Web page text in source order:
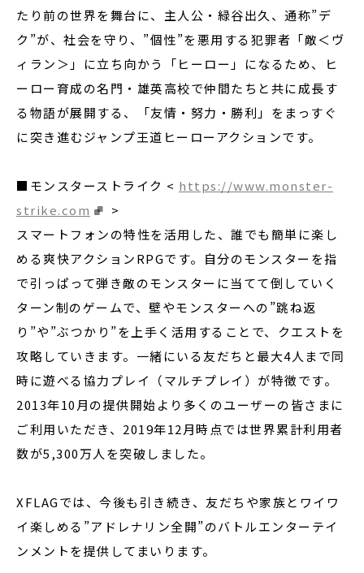
たり前の世界を舞台に、主人公・ 緑谷出久、通称”デ
ク”が、社会を守り、”個性”を悪用する犯罪者「敵＜ヴ
ィラン＞」に立ち向かう「ヒーロー」になるため、ヒ
ーロー育成の名門・雄英高校で仲間たちと共に成長す
る物語が展開する、「友情・努力・勝利」をまっすぐ
に突き進むジャンプ王道ヒーローアクションです。
■モンスターストライク < https://www.monster-
strike.com
>
スマートフォンの特性を活用した、誰でも簡単に楽し
める爽快アクションRPGです。自分のモンスターを指
で引っぱって弾き敵のモンスターに当てて倒していく
ターン制のゲームで、壁やモンスターへの”跳ね返
り”や”ぶつかり”を上手く活用することで、クエストを
攻略していきます。一緒にいる友だちと最大4人まで同
時に遊べる協力プレイ（マルチプレイ）が特徴です。
2013年10月の提供開始より多くのユーザーの皆さまに
ご利用いただき、2019年12月時点では世界累計利用者
数が5,300万人を突破しました。
XFLAGでは、今後も引き続き、友だちや家族とワイワ
イ楽しめる”アドレナリン全開”のバトルエンターテイ
ンメントを提供してまいります。